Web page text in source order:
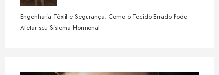
Engenharia Têxtil e Segurança: Como o Tecido Errado Pode
Afetar seu Sistema Hormonal